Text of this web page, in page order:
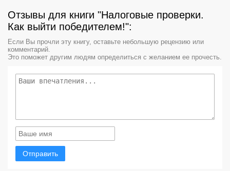
Отзывы для книги "Налоговые проверки.
Как выйти победителем!":
Если Вы прочли эту книгу, оставьте небольшую рецензию или
комментарий.
Это поможет другим людям определиться с желанием ее прочесть.
Отправить